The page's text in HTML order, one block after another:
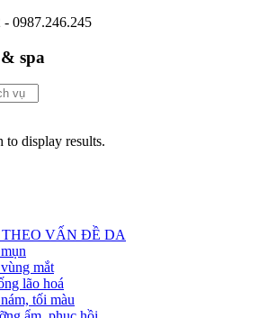
0987.246.245
spa
to display results.
THEO VẤN ĐỀ DA
mắt
lão hoá
tối màu